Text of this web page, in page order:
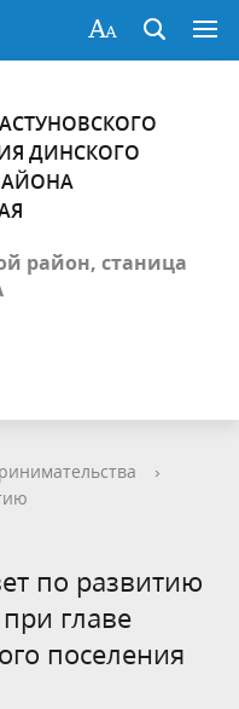
ДИНСКОГО
район, станица
›
по развитию
главе
поселения